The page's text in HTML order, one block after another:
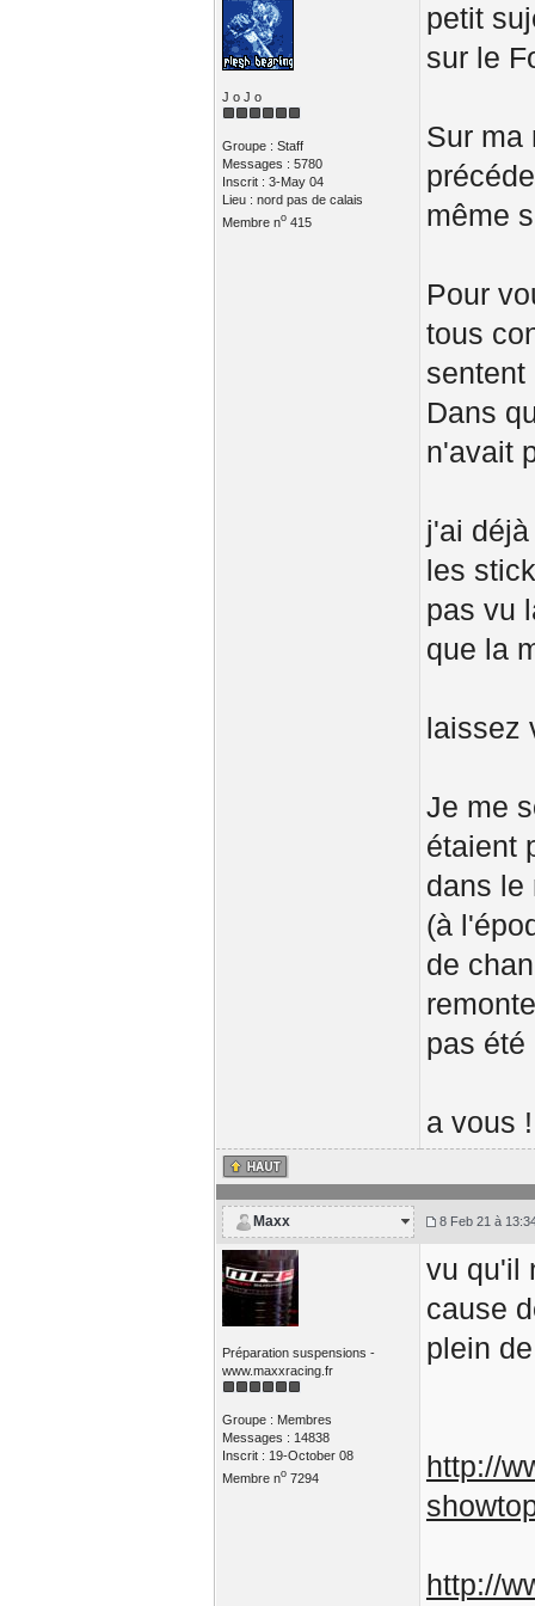
J o J o
Groupe : Staff
Messages : 5780
Inscrit : 3-May 04
Lieu : nord pas de calais
Membre no415
petit
sur le
Sur ma
même
Pour
tous
sentent
Dans
n'avait
j'ai
les
pas vu
que la
laissez
Je me
étaient
dans le
(à
de
pas été
a vous
Maxx 8 Feb 21 à
Préparation suspensions -
www.maxxracing.fr
Groupe : Membres
Messages : 14838
Inscrit : 19-October 08
Membre no7294
vu qu'il
cause
plein
http://
http://